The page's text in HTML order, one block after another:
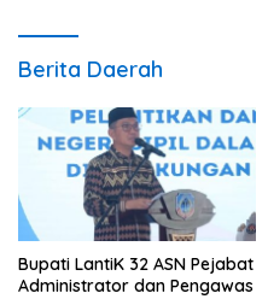
Berita Daerah
Bupati LantiK 32 ASN Pejabat
Administrator dan Pengawas